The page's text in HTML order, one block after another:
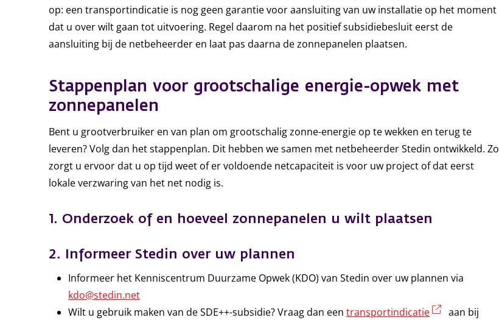
op: een transportindicatie is nog geen garantie voor aansluiting van uw installatie op het moment
dat u over wilt gaan tot uitvoering. Regel daarom na het positief subsidiebesluit eerst de
aansluiting bij de netbeheerder en laat pas daarna de zonnepanelen plaatsen.
Stappenplan voor grootschalige energie-opwek met
zonnepanelen
Bent u grootverbruiker en van plan om grootschalig zonne-energie op te wekken en terug te
leveren? Volg dan het stappenplan. Dit hebben we samen met netbeheerder Stedin ontwikkeld. Zo
zorgt u ervoor dat u op tijd weet of er voldoende netcapaciteit is voor uw project of dat eerst
lokale verzwaring van het net nodig is.
1. Onderzoek of en hoeveel zonnepanelen u wilt plaatsen
2. Informeer Stedin over uw plannen
Informeer het Kenniscentrum Duurzame Opwek (KDO) van Stedin over uw plannen via
kdo@stedin.net
Wilt u gebruik maken van de SDE++-subsidie? Vraag dan een transportindicatie (externe link)
aan bij